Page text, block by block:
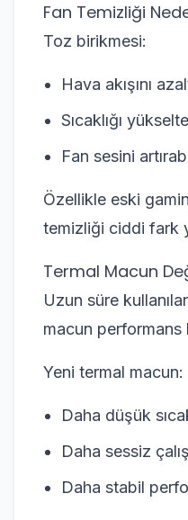
Fan Temizliği
Toz birikmesi:
Hava akışını
Sıcaklığı
Fan sesini
Özellikle eski
temizliği ciddi fark
Termal Macun
Uzun süre
macun performans
Yeni termal macun:
Daha düşük
Daha sessiz
Daha stabil